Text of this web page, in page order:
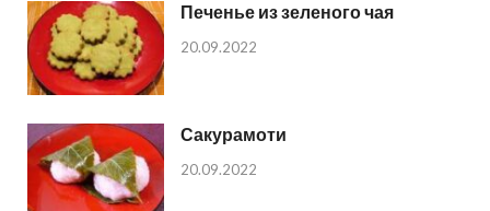
Печенье из зеленого чая
20.09.2022
Сакурамоти
20.09.2022